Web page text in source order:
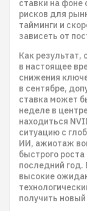
ставки на
рисков для
тайминги и
зависеть от
Как результат,
в настоящее
снижения
в сентябре,
ставка может
неделе в
находиться
ситуацию с
ИИ, ажиотаж
быстрого
последний год.
высокие
получить